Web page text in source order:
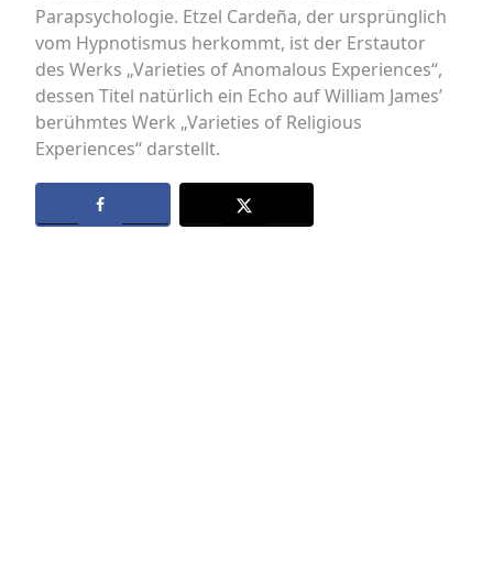
Parapsychologie. Etzel Cardeña, der ursprünglich
vom Hypnotismus herkommt, ist der Erstautor
des Werks „Varieties of Anomalous Experiences“,
dessen Titel natürlich ein Echo auf William James’
berühmtes Werk „Varieties of Religious
Experiences“ darstellt.